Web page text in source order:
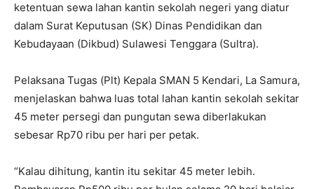
ketentuan sewa lahan kantin sekolah negeri yang diatur
dalam Surat Keputusan (SK) Dinas Pendidikan dan
Kebudayaan (Dikbud) Sulawesi Tenggara (Sultra).
Pelaksana Tugas (Plt) Kepala SMAN 5 Kendari, La Samura,
menjelaskan bahwa luas total lahan kantin sekolah sekitar
45 meter persegi dan pungutan sewa diberlakukan
sebesar Rp70 ribu per hari per petak.
“Kalau dihitung, kantin itu sekitar 45 meter lebih.